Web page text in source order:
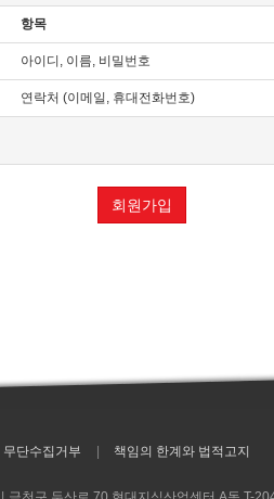
처리할 수 있는 곳의 주소를 포함), 전화번
(전면)에 게시합니다. 다만, 약관의 내용은
배송책임·환불조건 등과 같은 중요한 내용
률」, 「전자문서 및 전자거래기본법」, 「
는 범위에서 이 약관을 개정할 수 있습니다.
몰의 초기화면에 그 적용일자 7일 이전부
정 전 내용과 개정 후 내용을 명확하게 비교
는 계약에 의해 제공할 재화 또는 용역의 내
항목
아이디, 이름, 비밀번호
연락처 (이메일, 휴대전화번호)
회원가입
무단수집거부 책임의 한계와 법적고지